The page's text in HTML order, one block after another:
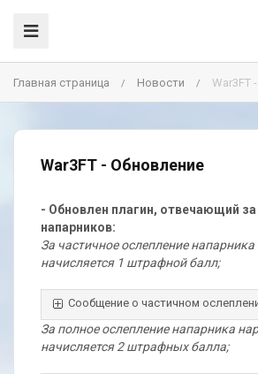
Главная страница / Новости / War3FT
War3FT - Обновление
- Обновлен плагин, отвечающий
напарников:
За частичное ослепление
начисляется 1 штрафной балл;
Сообщение о частичном
За полное ослепление напарника
начисляется 2 штрафных балла;